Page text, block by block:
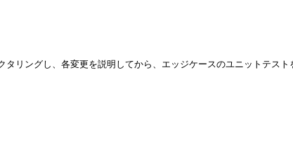
し、各変更を説明してから、エッジケースのユニットテスト